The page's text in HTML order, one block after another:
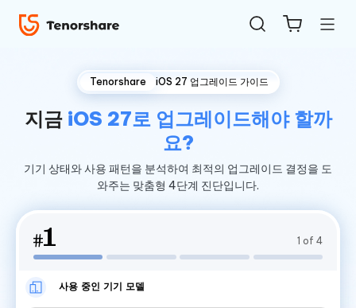
ReiBoot
for iOS
4uKey
for
Tenorshare iOS 27 업그레이드 가이드
지금 iOS 27로 업그레이드해야 할까
요?
기기 상태와 사용 패턴을 분석하여 최적의 업그레이드 결정을 도
와주는 맞춤형 4단계 진단입니다.
사용 중인 기기 모델
#1 1 of 4